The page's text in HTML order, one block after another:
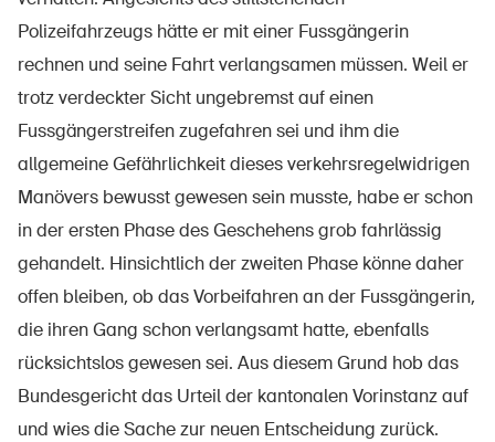
Polizeifahrzeugs hätte er mit einer Fussgängerin
rechnen und seine Fahrt verlangsamen müssen. Weil er
trotz verdeckter Sicht ungebremst auf einen
Fussgängerstreifen zugefahren sei und ihm die
allgemeine Gefährlichkeit dieses verkehrsregelwidrigen
Manövers bewusst gewesen sein musste, habe er schon
in der ersten Phase des Geschehens grob fahrlässig
gehandelt. Hinsichtlich der zweiten Phase könne daher
offen bleiben, ob das Vorbeifahren an der Fussgängerin,
die ihren Gang schon verlangsamt hatte, ebenfalls
rücksichtslos gewesen sei. Aus diesem Grund hob das
Bundesgericht das Urteil der kantonalen Vorinstanz auf
und wies die Sache zur neuen Entscheidung zurück.